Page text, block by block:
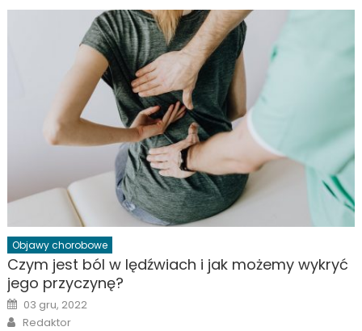
Objawy chorobowe
Czym jest ból w lędźwiach i jak możemy wykryć
jego przyczynę?
Posted
on
03 gru, 2022
Author
Redaktor